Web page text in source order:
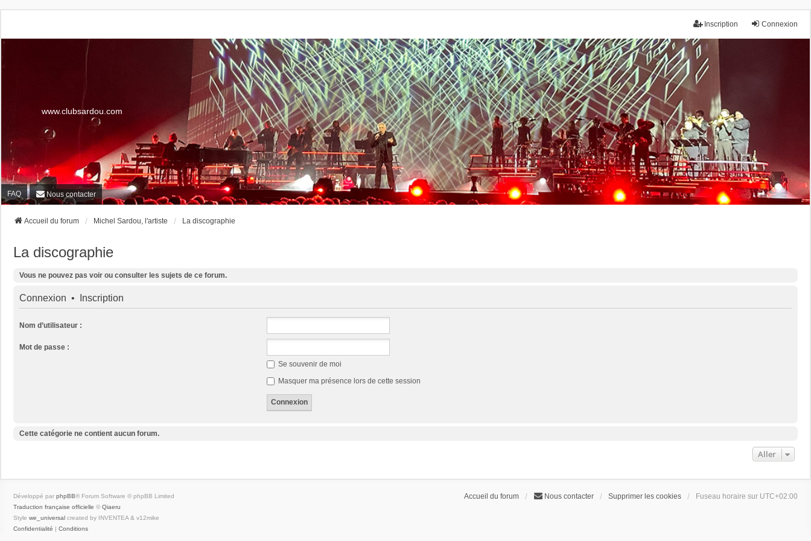
Connexion
Inscription
www.clubsardou.com
FAQ Nous contacter
Accueil du forum Michel Sardou, l'artiste La discographie
La discographie
Vous ne pouvez pas voir ou consulter les sujets de ce forum.
Connexion • Inscription
Nom d’utilisateur :
Mot de passe :
Se souvenir de moi
Masquer ma présence lors de cette session
Cette catégorie ne contient aucun forum.
Aller
Accueil du forum Nous contacter Supprimer les cookies Fuseau horaire sur UTC+02:00
Développé par phpBB® Forum Software © phpBB Limited
Traduction française officielle © Qiaeru
Style we_universal created by INVENTEA & v12mike
Confidentialité | Conditions